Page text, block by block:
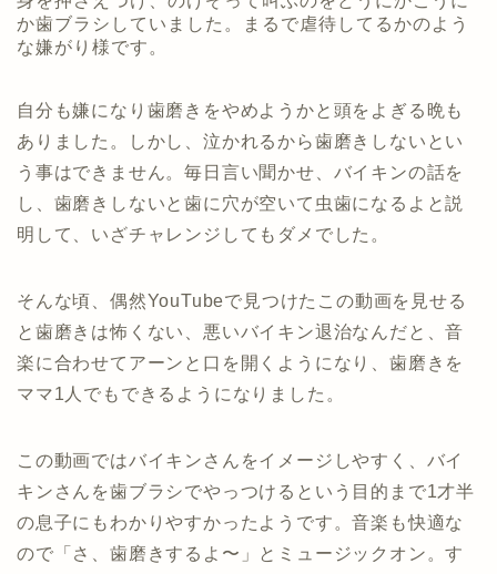
か歯ブラシしていました。まるで虐待してるかのよう
な嫌がり様です。
自分も嫌になり歯磨きをやめようかと頭をよぎる晩も
ありました。しかし、泣かれるから歯磨きしないとい
う事はできません。毎日言い聞かせ、バイキンの話を
し、歯磨きしないと歯に穴が空いて虫歯になるよと説
明して、いざチャレンジしてもダメでした。
そんな頃、偶然YouTubeで見つけたこの動画を見せる
と歯磨きは怖くない、悪いバイキン退治なんだと、音
楽に合わせてアーンと口を開くようになり、歯磨きを
ママ1人でもできるようになりました。
この動画ではバイキンさんをイメージしやすく、バイ
キンさんを歯ブラシでやっつけるという目的まで1才半
の息子にもわかりやすかったようです。音楽も快適な
ので「さ、歯磨きするよ〜」とミュージックオン。す